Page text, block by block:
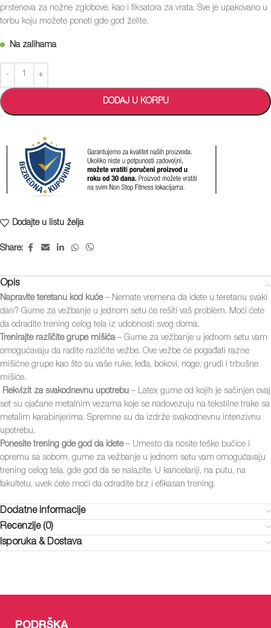
prstenova za nožne zglobove, kao i fiksatora za vrata. Sve je upakovano u
torbu koju možete poneti gde god želite.
Na zalihama
DODAJ U KORPU
Dodajte u listu želja
Share:
Opis
Napravite teretanu kod kuće – Nemate vremena da idete u teretanu svaki
dan? Gume za vežbanje u jednom setu će rešiti vaš problem. Moći ćete
da odradite trening celog tela iz udobnosti svog doma.
Trenirajte različite grupe mišića– Gume za vežbanje u jednom setu vam
omogućavaju da radite različite vežbe. Ove vežbe će pogađati razne
mišićne grupe kao što su vaše ruke, leđa, bokovi, noge, grudi i trbušne
mišiće.
Rekvizit za svakodnevnu upotreb️u – Latex gume od kojih je sačinjen ovaj
set su ojačane metalnim vezama koje se nadovezuju na tekstilne trake sa
metalim karabinjerima. Spremne su da izdrže svakodnevnu intenzivnu
upotrebu.
Ponesite trening gde god da idete– Umesto da nosite teške bučice i
opremu sa sobom, gume za vežbanje u jednom setu vam omogućavaju
trening celog tela, gde god da se nalazite. U kancelariji, na putu, na
fakultetu, uvek ćete moći da odradite brz i efikasan trening.
Dodatne informacije
Recenzije (0)
Isporuka & Dostava